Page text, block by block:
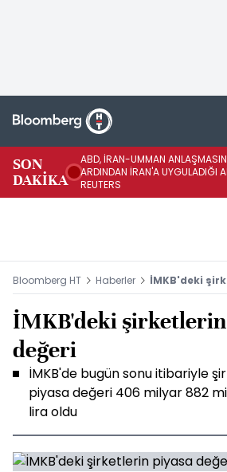
SON
DAKİKA
ABD, İRAN-UMMAN
ARDINDAN İRAN'A UYGULADIĞI
REUTERS
Bloomberg HT Haberler İMKB'deki
İMKB'deki şirketlerin
değeri
İMKB'de bugün sonu itibariyle
piyasa değeri 406 milyar 882
lira oldu